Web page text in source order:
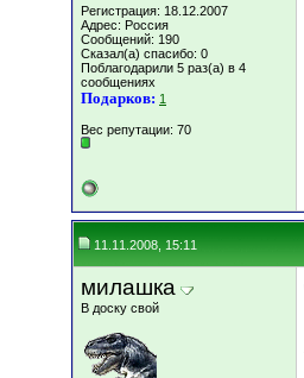
Регистрация: 18.12.2007
Адрес: Россия
Сообщений: 190
Сказал(а) спасибо: 0
Поблагодарили 5 раз(а) в 4
сообщениях
Подарков: 1
Вес репутации: 70
11.11.2008, 15:11
милашка
В доску свой